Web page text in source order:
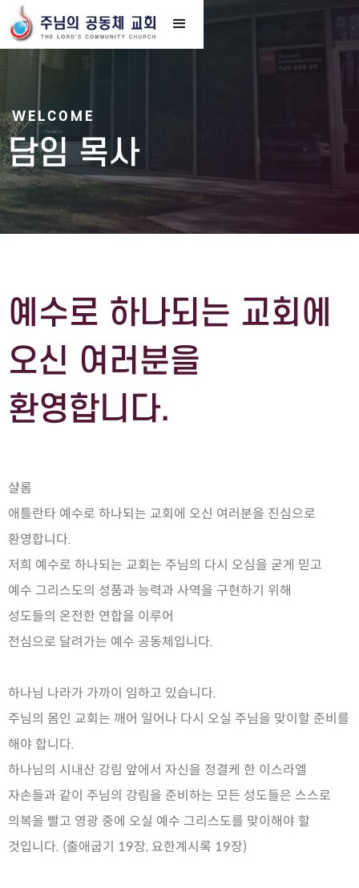
WELCOME
담임 목사
예수로 하나되는 교회에
오신 여러분을
환영합니다.
샬롬
애틀란타 예수로 하나되는 교회에 오신 여러분을 진심으로
환영합니다.
저희 예수로 하나되는 교회는 주님의 다시 오심을 굳게 믿고
예수 그리스도의 성품과 능력과 사역을 구현하기 위해
성도들의 온전한 연합을 이루어
전심으로 달려가는 예수 공동체입니다.
하나님 나라가 가까이 임하고 있습니다.
주님의 몸인 교회는 깨어 일어나 다시 오실 주님을 맞이할 준비를
해야 합니다.
하나님의 시내산 강림 앞에서 자신을 정결케 한 이스라엘
자손들과 같이 주님의 강림을 준비하는 모든 성도들은 스스로
의복을 빨고 영광 중에 오실 예수 그리스도를 맞이해야 할
것입니다. (출애굽기 19장, 요한계시록 19장)